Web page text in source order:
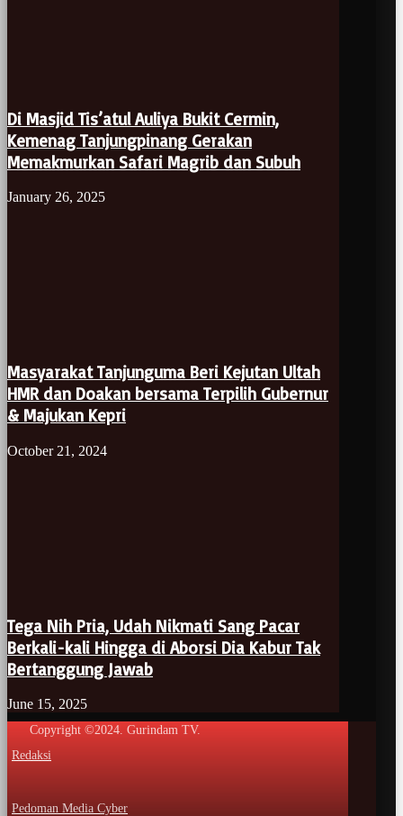
Di Masjid Tis’atul Auliya Bukit Cermin,
Kemenag Tanjungpinang Gerakan
Memakmurkan Safari Magrib dan Subuh
January 26, 2025
Masyarakat Tanjunguma Beri Kejutan Ultah
HMR dan Doakan bersama Terpilih Gubernur
& Majukan Kepri
October 21, 2024
Tega Nih Pria, Udah Nikmati Sang Pacar
Berkali-kali Hingga di Aborsi Dia Kabur Tak
Bertanggung Jawab
June 15, 2025
Copyright ©2024. Gurindam TV.
Redaksi
Pedoman Media Cyber